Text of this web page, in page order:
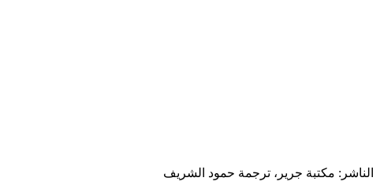
الناشر: مكتبة جرير، ترجمة حمود الشريف